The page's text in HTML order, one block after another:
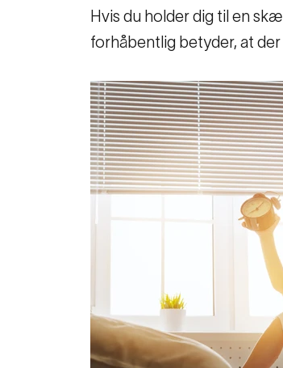
Hvis du holder dig til en
forhåbentlig betyder, at